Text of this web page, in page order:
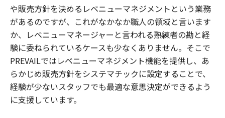
や販売方針を決めるレベニューマネジメントという業務
があるのですが、これがなかなか職人の領域と言います
か、レベニューマネージャーと言われる熟練者の勘と経
験に委ねられているケースも少なくありません。そこで
PREVAILではレベニューマネジメント機能を提供し、あ
らかじめ販売方針をシステマチックに設定することで、
経験が少ないスタッフでも最適な意思決定ができるよう
に支援しています。